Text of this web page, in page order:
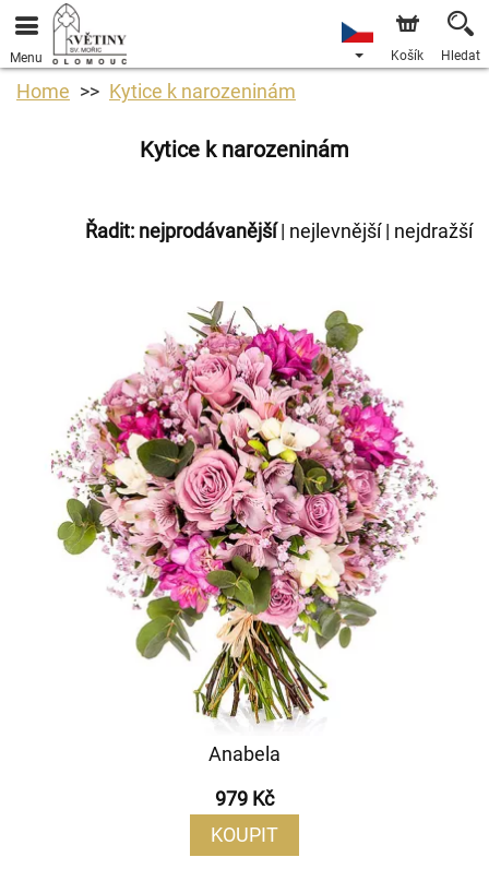
Menu Košík Hledat
Home Kytice k narozeninám
Kytice k narozeninám
Řadit: nejprodávanější| nejlevnější| nejdražší
Anabela
979 Kč
KOUPIT